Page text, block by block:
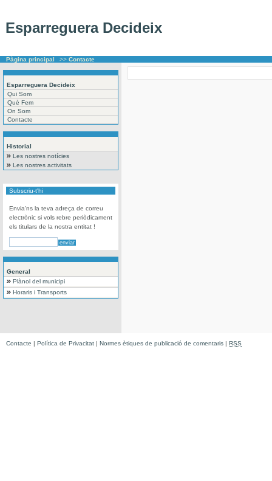
Esparreguera Decideix
Pàgina principal >> Contacte
Esparreguera Decideix
Qui Som
Què Fem
On Som
Contacte
Historial
Les nostres notícies
Les nostres activitats
Subscriu-t'hi
Envia'ns la teva adreça de correu
electrònic si vols rebre periòdicament
els titulars de la nostra entitat !
General
Plànol del municipi
Horaris i Transports
Contacte | Política de Privacitat | Normes ètiques de publicació de comentaris | RSS